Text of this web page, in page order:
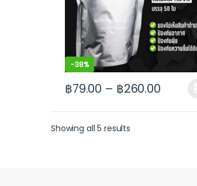
-38%
฿79.00 – ฿260.00
This product has multiple
Showing all 5 results